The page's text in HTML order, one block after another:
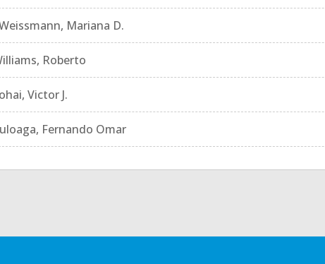
Mariana D.
Roberto
Victor J.
Fernando Omar